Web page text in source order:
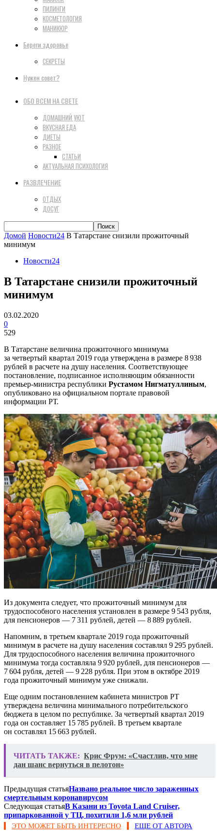
ПИЛИНГИ
КОСМЕТОЛОГИЯ
МАНИКЮР
Береги здоровье
СЕКРЕТЫ
Нужен совет?
ОБО ВСЕМ НА СВЕТЕ
ДОМАШНИЙ УЮТ
ВКУСНАЯ ЕДА
ДИЕТЫ
РАЗНОЕ
СТАТЬИ
АКТУАЛЬНАЯ ПСИХОЛОГИЯ
РАЗВЛЕЧЕНИЕ
ОТДЫХ
ДОСУГ
Домой Новости24 В Татарстане снизили прожиточный
минимум
Новости24
В Татарстане снизили прожиточный
минимум
03.02.2020
0
529
В Татарстане величина прожиточного минимума
за четвертый квартал 2019 года утверждена в размере 8 938
рублей в расчете на душу населения. Соответствующее
постановление, подписанное исполняющим обязанности
премьер-министра республики Рустамом Нигматуллиным,
опубликовано на официальном портале правовой
информации РТ.
Из документа следует, что прожиточный минимум для
трудоспособного населения установлен в размере 9 543 рубля,
для пенсионеров — 7 311 рублей, детей — 8 889 рублей.
Напомним, в третьем квартале 2019 года прожиточный
минимум в расчете на душу населения составлял 9 295 рублей.
Для трудоспособного населения величина прожиточного
минимума тогда составляла 9 920 рублей, для пенсионеров —
7 604 рубля, детей — 9 228 рубля. При этом в октябре 2019
года прожиточный минимум уже снижали.
Еще одним постановлением кабинета министров РТ
утверждена величина минимального потребительского
бюджета в целом по республике. За четвертый квартал 2019
года он составляет 15 785 рублей. В третьем квартале
он составлял 15 663 рублей.
ЧИТАТЬ ТАКЖЕ: Крис Фрум: «Счастлив, что мне
дан шанс вернуться в пелотон»
Предыдущая статьяНазвано реальное число зараженных
смертельным коронавирусом
Следующая статьяВ Казани из Toyota Land Cruiser,
припаркованной у ТЦ, похитили 1,6 млн рублей
ЭТО МОЖЕТ БЫТЬ ИНТЕРЕСНО ЕЩЕ ОТ АВТОРА